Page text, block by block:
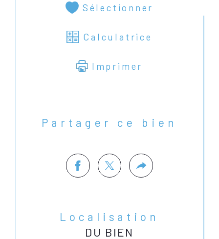
Sélectionner
Calculatrice
Imprimer
Partager ce bien
Localisation
DU BIEN